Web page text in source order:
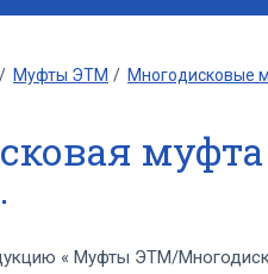
Муфты ЭТМ Многодисковые
муфта
« Муфты ЭТМ/